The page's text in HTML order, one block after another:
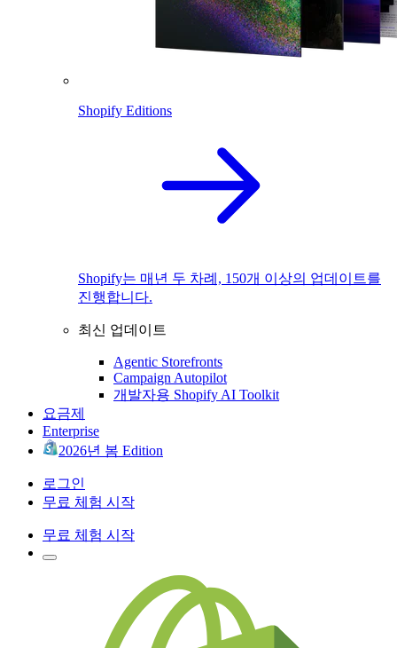
Shopify Editions
Shopify는 매년 두 차례, 150개 이상의 업데이트를
진행합니다.
최신 업데이트
Agentic Storefronts
Campaign Autopilot
개발자용 Shopify AI Toolkit
요금제
Enterprise
2026년 봄 Edition
로그인
무료 체험 시작
무료 체험 시작